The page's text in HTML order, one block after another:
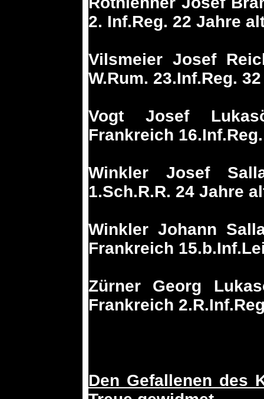
2. Inf.Reg. 22 Jahre
Vilsmeier Josef
W.Rum. 23.Inf.Reg.
Vogt Josef
Frankreich
Winkler Josef
1.Sch.R.R. 24 Jahre
Winkler Johann
Frankreich
Zürner Georg
Frankreich
Den Gefallenen des